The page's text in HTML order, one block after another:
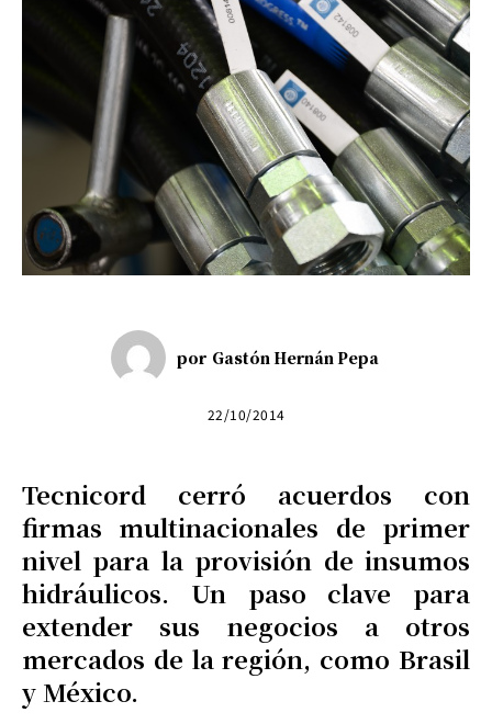
por Gastón Hernán Pepa
22/10/2014
Tecnicord cerró acuerdos con
firmas multinacionales de primer
nivel para la provisión de insumos
hidráulicos. Un paso clave para
extender sus negocios a otros
mercados de la región, como Brasil
y México.